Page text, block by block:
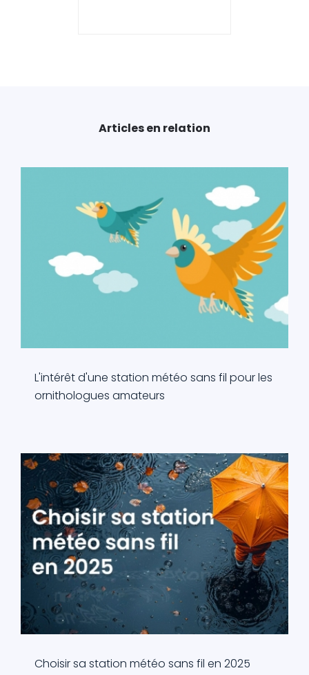
Articles en relation
L'intérêt d'une station météo sans fil pour les
ornithologues amateurs
Choisir sa station météo sans fil en 2025